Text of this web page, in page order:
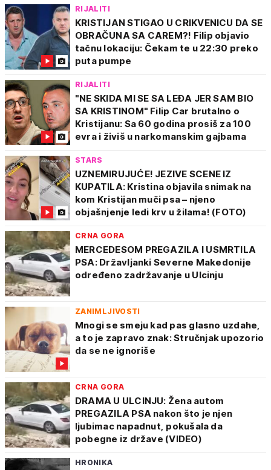
RIJALITI
KRISTIJAN STIGAO U CRIKVENICU DA SE
OBRAČUNA SA CAREM?! Filip objavio
tačnu lokaciju: Čekam te u 22:30 preko
puta pumpe
RIJALITI
"NE SKIDA MI SE SA LEĐA JER SAM BIO
SA KRISTINOM" Filip Car brutalno o
Kristijanu: Sa 60 godina prosiš za 100
evra i živiš u narkomanskim gajbama
STARS
UZNEMIRUJUĆE! JEZIVE SCENE IZ
KUPATILA: Kristina objavila snimak na
kom Kristijan muči psa – njeno
objašnjenje ledi krv u žilama! (FOTO)
CRNA GORA
MERCEDESOM PREGAZILA I USMRTILA
PSA: Državljanki Severne Makedonije
određeno zadržavanje u Ulcinju
ZANIMLJIVOSTI
Mnogi se smeju kad pas glasno uzdahe,
a to je zapravo znak: Stručnjak upozorio
da se ne ignoriše
CRNA GORA
DRAMA U ULCINJU: Žena autom
PREGAZILA PSA nakon što je njen
ljubimac napadnut, pokušala da
pobegne iz države (VIDEO)
HRONIKA